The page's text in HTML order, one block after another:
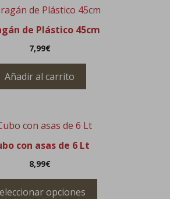
de Plástico 45cm
7,99€
Añadir al carrito
con asas de 6 Lt
8,99€
opciones